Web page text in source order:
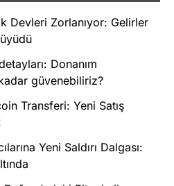
Devleri Zorlanıyor: Gelirler
Donanım
güvenebiliriz?
Transferi: Yeni Satış
Yeni Saldırı Dalgası: